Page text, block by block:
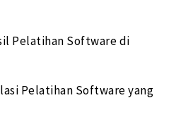
Pelatihan Software di
Pelatihan Software yang